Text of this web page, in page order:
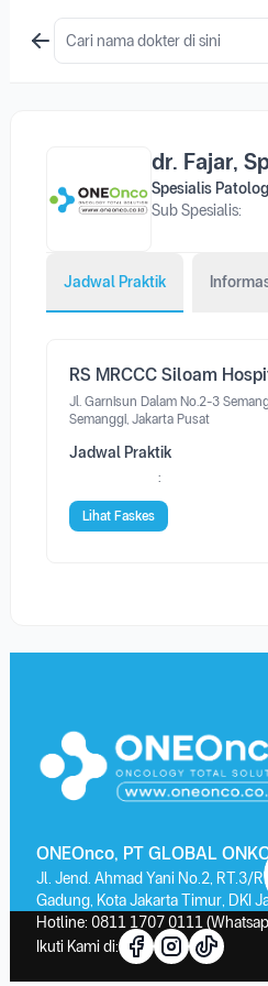
dr. Fajar,
Spesialis
Sub Spesialis:
Jadwal Praktik
RS MRCCC Siloam
Jl. Garnisun Dalam No.2-3
Semanggi, Jakarta Pusat
Jadwal Praktik
:
Lihat Faskes
ONEOnco, PT GLOBAL
Jl. Jend. Ahmad Yani No.2, RT.3/
Gadung, Kota Jakarta Timur, DKI
Hotline: 0811 1707 0111
Ikuti Kami di: